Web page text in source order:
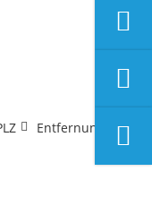
Entfernung